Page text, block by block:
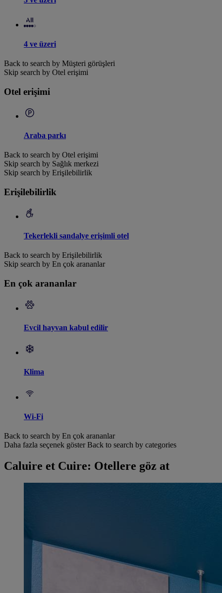
4 ve üzeri
Back to search by Müşteri görüşleri
Skip search by Otel erişimi
Otel erişimi
Araba parkı
Back to search by Otel erişimi
Skip search by Sağlık merkezi
Skip search by Erişilebilirlik
Erişilebilirlik
Tekerlekli sandalye erişimli otel
Back to search by Erişilebilirlik
Skip search by En çok arananlar
En çok arananlar
Evcil hayvan kabul edilir
Klima
Wi-Fi
Back to search by En çok arananlar
Daha fazla seçenek göster Back to search by categories
Caluire et Cuire: Otellere göz at